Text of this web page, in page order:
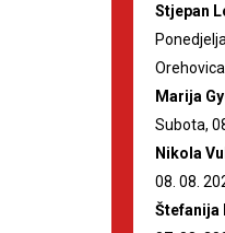
Stjepan
Orehovica
Marija
Subota,
Nikola
08. 08.
Štefanija